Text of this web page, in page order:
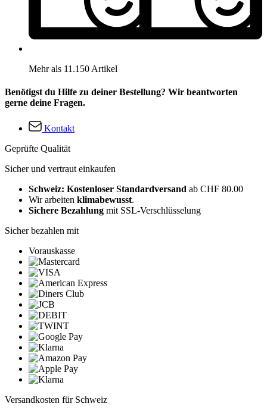
Mehr als 11.150 Artikel
Benötigst du Hilfe zu deiner Bestellung? Wir beantworten
gerne deine Fragen.
Kontakt
Geprüfte Qualität
Sicher und vertraut einkaufen
Schweiz: Kostenloser Standardversand ab CHF 80.00
Wir arbeiten klimabewusst.
Sichere Bezahlung mit SSL-Verschlüsselung
Sicher bezahlen mit
Vorauskasse
Versandkosten für Schweiz